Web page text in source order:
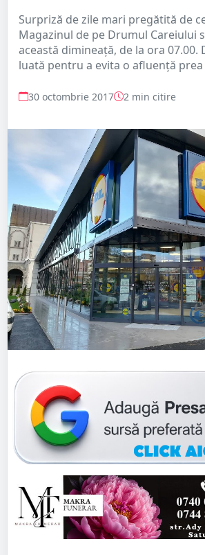
Surpriză de zile mari pregătită de
Magazinul de pe Drumul Careiului
această dimineață, de la ora 07.00.
luată pentru a evita o afluență
30 octombrie 2017 2 min citire